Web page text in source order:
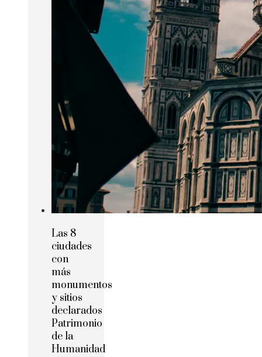
Las 8
ciudades
con
más
monumentos
y sitios
declarados
Patrimonio
de la
Humanidad